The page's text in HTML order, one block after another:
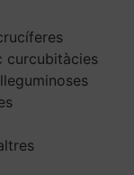
curcubitàcies